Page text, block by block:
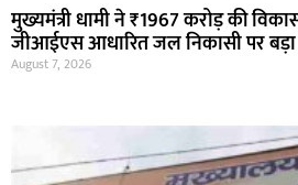
मुख्यमंत्री धामी ने ₹1967 करोड़ की
जीआईएस आधारित जल निकासी पर
August 7, 2026